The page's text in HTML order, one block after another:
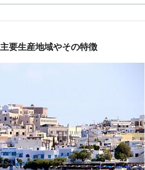
要生産地域やその特徴